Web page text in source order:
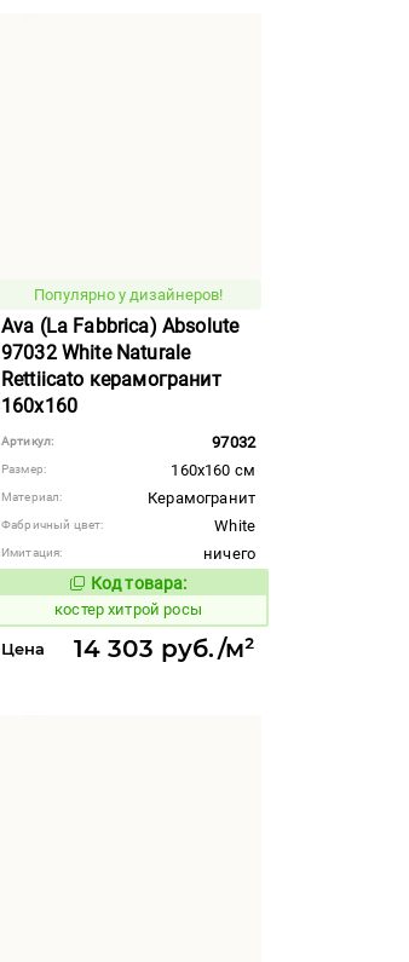
Популярно у дизайнеров!
Ava (La Fabbrica) Absolute
97032 White Naturale
Rettiicato керамогранит
160x160
Артикул: 97032
Размер: 160x160 см
Материал: Керамогранит
Фабричный цвет: White
Имитация:
ничего
Код товара:
810957 Код товара:
костер хитрой росы
Цена 14 303 руб./м²